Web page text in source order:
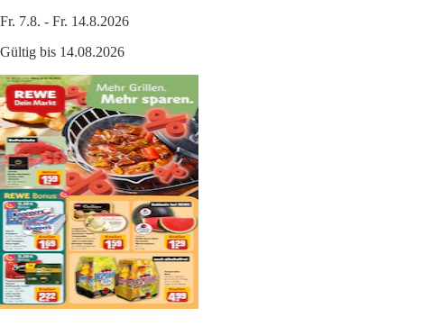
Fr. 7.8. - Fr. 14.8.2026
Gültig bis 14.08.2026